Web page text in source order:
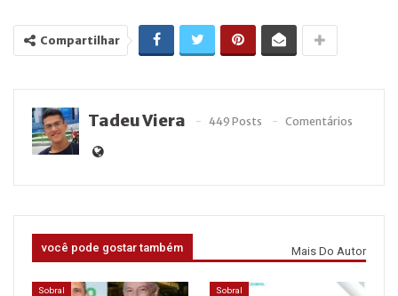
Compartilhar
Tadeu Viera 449 Posts Comentários
você pode gostar também Mais Do Autor
Sobral Sobral